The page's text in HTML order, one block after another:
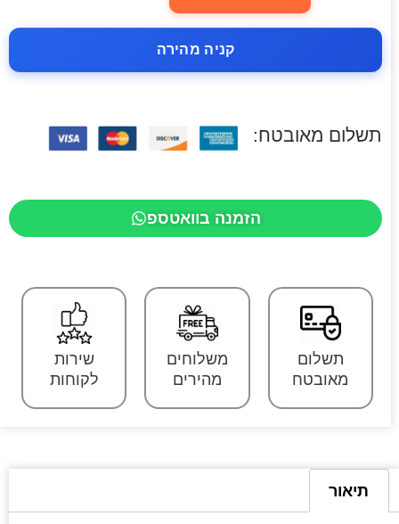
קניה מהירה
תשלום מאובטח:
הזמנה בוואטספ
תשלום
מאובטח
משלוחים
מהירים
שירות
לקוחות
תיאור